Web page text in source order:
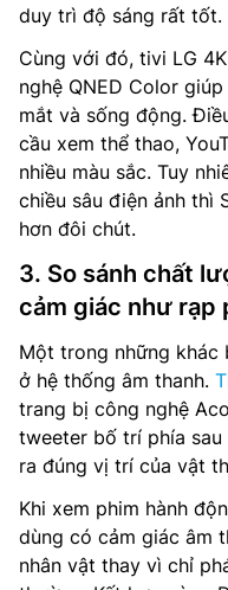
duy trì độ sáng rất tốt.
Cùng với đó, tivi LG
nghệ QNED Color
mắt và sống động.
cầu xem thể thao,
nhiều màu sắc. Tuy
chiều sâu điện ảnh thì
hơn đôi chút.
3. So sánh chất
cảm giác như rạp
Một trong những khác
ở hệ thống âm thanh.
trang bị công nghệ
tweeter bố trí phía sau
ra đúng vị trí của vật
Khi xem phim hành
dùng có cảm giác âm
nhân vật thay vì chỉ